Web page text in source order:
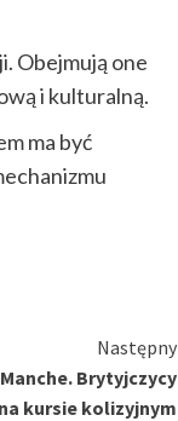
Obejmują one
i kulturalną.
ma być
Następny
Brytyjczycy
kursie kolizyjnym